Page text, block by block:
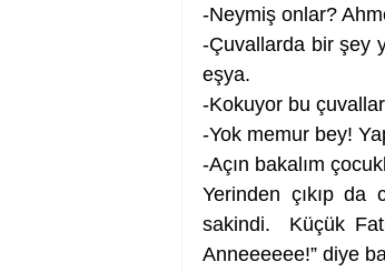
-Neymiş onlar?
-Çuvallarda bir şey
eşya.
-Kokuyor bu
-Yok memur bey!
-Açın bakalım
Yerinden çıkıp da
sakindi.  Küçük
Anneeeeee!” diye